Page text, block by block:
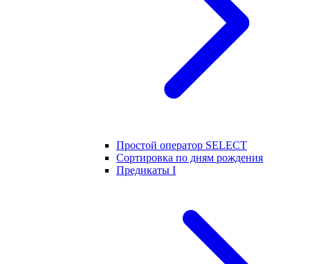
Простой оператор SELECT
Сортировка по дням рождения
Предикаты I